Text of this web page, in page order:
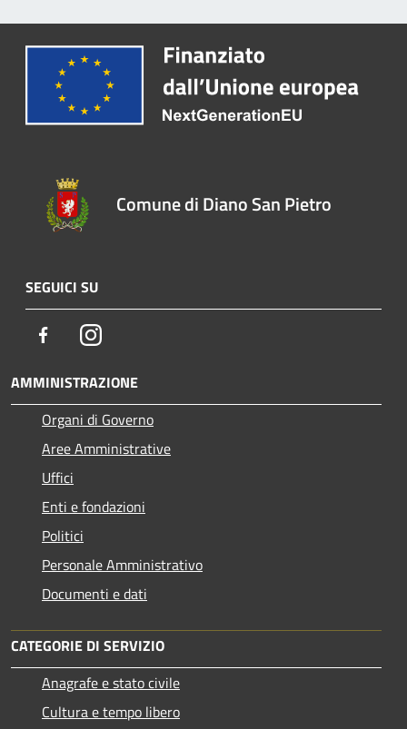
Comune di Diano San Pietro
SEGUICI SU
FacebookInstagram
AMMINISTRAZIONE
Organi di Governo
Aree Amministrative
Uffici
Enti e fondazioni
Politici
Personale Amministrativo
Documenti e dati
CATEGORIE DI SERVIZIO
Anagrafe e stato civile
Cultura e tempo libero